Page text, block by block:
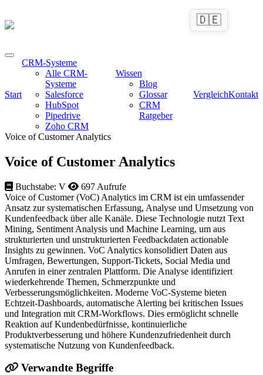
Start
CRM-Systeme
Alle CRM-
Systeme
Salesforce
HubSpot
Pipedrive
Zoho CRM
Wissen
Blog
Glossar
CRM
Ratgeber
VergleichKontakt
🇩🇪
Voice of Customer Analytics
Voice of Customer Analytics
Buchstabe: V
697 Aufrufe
Voice of Customer (VoC) Analytics im CRM ist ein umfassender
Ansatz zur systematischen Erfassung, Analyse und Umsetzung von
Kundenfeedback über alle Kanäle. Diese Technologie nutzt Text
Mining, Sentiment Analysis und Machine Learning, um aus
strukturierten und unstrukturierten Feedbackdaten actionable
Insights zu gewinnen. VoC Analytics konsolidiert Daten aus
Umfragen, Bewertungen, Support-Tickets, Social Media und
Anrufen in einer zentralen Plattform. Die Analyse identifiziert
wiederkehrende Themen, Schmerzpunkte und
Verbesserungsmöglichkeiten. Moderne VoC-Systeme bieten
Echtzeit-Dashboards, automatische Alerting bei kritischen Issues
und Integration mit CRM-Workflows. Dies ermöglicht schnelle
Reaktion auf Kundenbedürfnisse, kontinuierliche
Produktverbesserung und höhere Kundenzufriedenheit durch
systematische Nutzung von Kundenfeedback.
Verwandte Begriffe